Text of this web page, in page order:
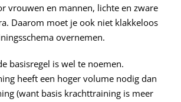
vrouwen en mannen, lichte en zware
Daarom moet je ook niet klakkeloos
overnemen.
basisregel is wel te noemen.
heeft een hoger volume nodig dan
(want basis krachttraining is meer